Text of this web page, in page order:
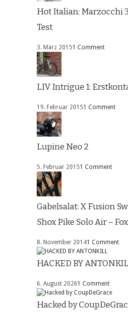
Hot Italian: Marzocchi
Test
3. März 20151 Comment
LIV Intrigue 1:
19. Februar 20151 Comment
Lupine Neo 2
5. Februar 20151 Comment
Gabelsalat: X Fusion
Shox Pike Solo Air –
8. November 20141 Comment
HACKED BY
6. August 20261 Comment
Hacked by